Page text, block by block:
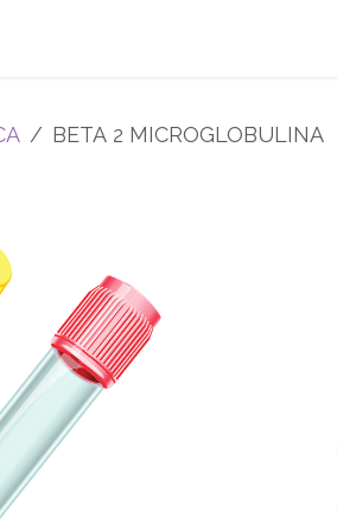
BETA 2 MICROGLOBULINA